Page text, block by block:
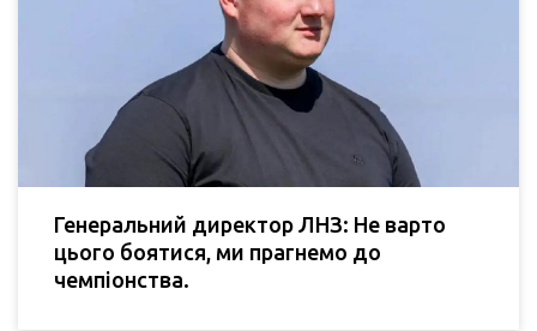
Генеральний директор ЛНЗ: Не варто
цього боятися, ми прагнемо до
чемпіонства.